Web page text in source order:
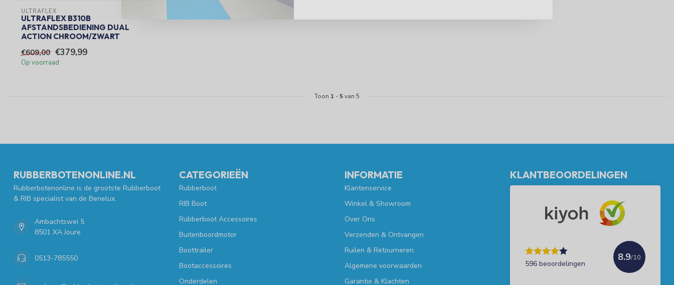
ULTRAFLEX
ULTRAFLEX B310B
AFSTANDSBEDIENING DUAL
ACTION CHROOM/ZWART
€609,00 €379,99
Op voorraad
Toon 1 - 5van 5
RUBBERBOTENONLINE.NL
Rubberbotenonline is de grootste Rubberboot
& RIB specialist van de Benelux.
Ambachtswei 5
8501 XA Joure
0513-785550
CATEGORIEËN
Rubberboot
RIB Boot
Rubberboot Accessoires
Buitenboordmotor
Boottrailer
Bootaccessoires
Onderdelen
INFORMATIE
Klantenservice
Winkel & Showroom
Over Ons
Verzenden & Ontvangen
Ruilen & Retourneren
Algemene voorwaarden
Garantie & Klachten
KLANTBEOORDELINGEN
596 beoordelingen
8.9/10